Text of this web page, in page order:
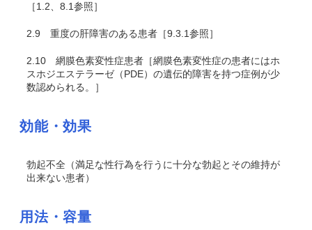
［1.2、8.1参照］
2.9 重度の肝障害のある患者［9.3.1参照］
2.10 網膜色素変性症患者［網膜色素変性症の患者にはホ
スホジエステラーゼ（PDE）の遺伝的障害を持つ症例が少
数認められる。］
効能・効果
勃起不全（満足な性行為を行うに十分な勃起とその維持が
出来ない患者）
用法・容量